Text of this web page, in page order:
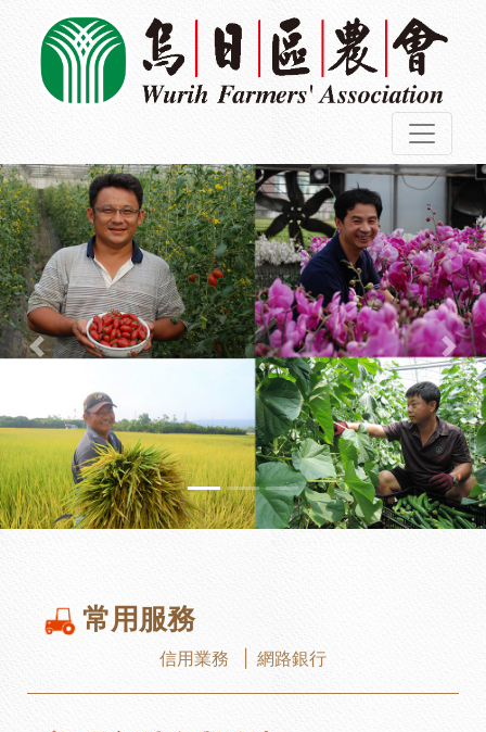
Previous
常用服務
信用業務 網路銀行